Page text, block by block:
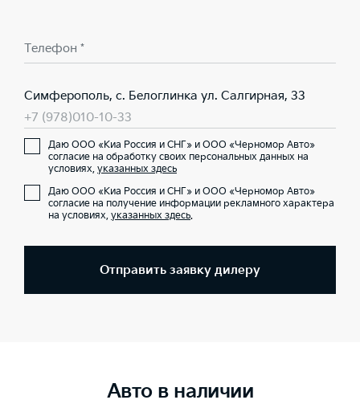
Телефон *
Симферополь, с. Белоглинка ул. Салгирная, 33
+7 (978)010-10-33
Даю ООО «Киа Россия и СНГ» и ООО «Черномор Авто»
согласие на обработку своих персональных данных на
условиях, указанных здесь
Даю ООО «Киа Россия и СНГ» и ООО «Черномор Авто»
согласие на получение информации рекламного характера
на условиях, указанных здесь.
Отправить заявку дилеру
Авто в наличии